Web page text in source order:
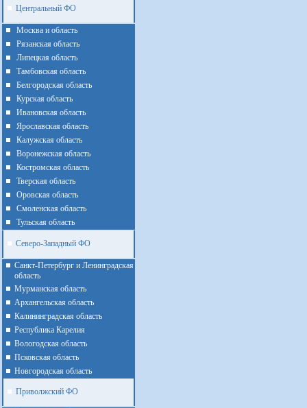
Центральный ФО
Москва и область
Рязанская область
Липецкая область
Тамбовская область
Белгородская область
Курская область
Ивановская область
Ярославская область
Калужская область
Воронежская область
Костромская область
Тверская область
Оровская область
Смоленская область
Тульская область
Северо-Западный ФО
Санкт-Петербург и Ленинградская
область
Мурманская область
Архангельская область
Калининградская область
Республика Карелия
Вологодская область
Псковская область
Новгородская область
Приволжский ФО